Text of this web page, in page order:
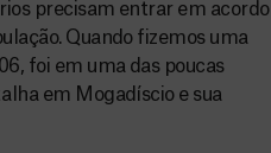
precisam entrar em acordo
Quando fizemos uma
foi em uma das poucas
em Mogadíscio e sua